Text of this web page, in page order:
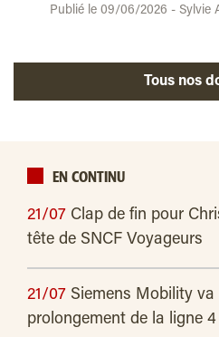
Publié le 09/06/2026 - Sylvie
Tous
EN CONTINU
21/07 Clap de fin pour
tête de SNCF Voyageurs
21/07 Siemens Mobility
prolongement de la ligne